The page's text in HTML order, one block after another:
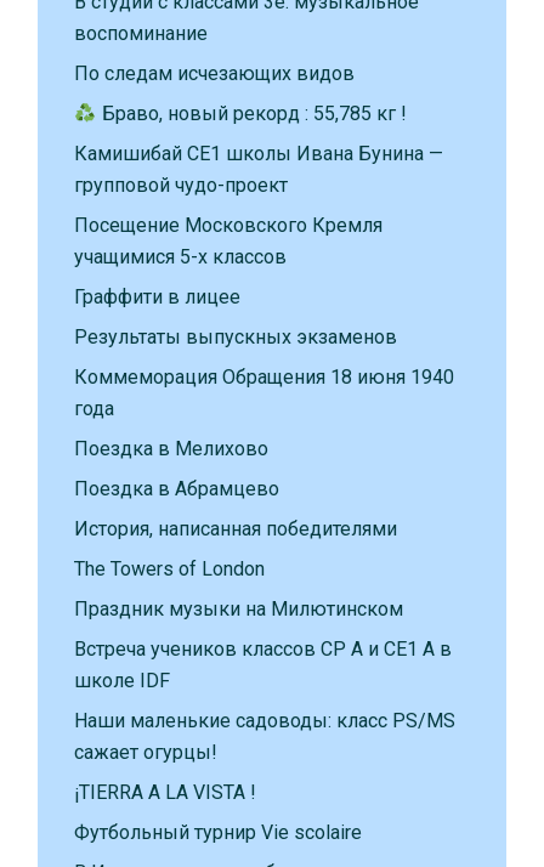
воспоминание
По следам исчезающих видов
Браво, новый рекорд : 55,785 кг !
Камишибай CE1 школы Ивана Бунина —
групповой чудо-проект
Посещение Московского Кремля
учащимися 5-х классов
Граффити в лицее
Результаты выпускных экзаменов
Коммеморация Обращения 18 июня 1940
года
Поездка в Мелихово
Поездка в Абрамцево
История, написанная победителями
The Towers of London
Праздник музыки на Милютинском
Встреча учеников классов CP A и CE1 A в
школе IDF
Наши маленькие садоводы: класс PS/MS
сажает огурцы!
¡TIERRA A LA VISTA !
Футбольный турнир Vie scolaire